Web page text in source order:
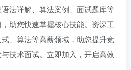
法详解、算法案例、面试题库等
助您快速掌握核心技能。资深工
、算法等高薪领域，助您提升竞
技术面试。立即加入，开启高效